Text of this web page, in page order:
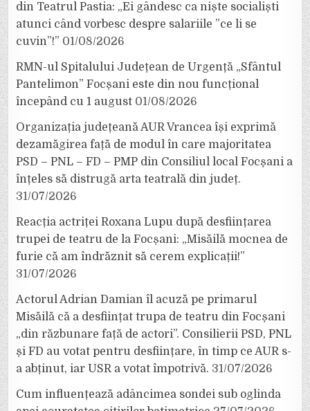
din Teatrul Pastia: „Ei gândesc ca niște socialiști
atunci când vorbesc despre salariile ”ce li se
cuvin”!” 01/08/2026
RMN-ul Spitalului Județean de Urgență „Sfântul
Pantelimon” Focșani este din nou funcțional
începând cu 1 august 01/08/2026
Organizația județeană AUR Vrancea își exprimă
dezamăgirea față de modul în care majoritatea
PSD – PNL – FD – PMP din Consiliul local Focșani a
înțeles să distrugă arta teatrală din județ.
31/07/2026
Reacția actriței Roxana Lupu după desființarea
trupei de teatru de la Focșani: „Misăilă mocnea de
furie că am îndrăznit să cerem explicații!”
31/07/2026
Actorul Adrian Damian îl acuză pe primarul
Misăilă că a desființat trupa de teatru din Focșani
„din răzbunare față de actori”. Consilierii PSD, PNL
și FD au votat pentru desființare, în timp ce AUR s-
a abținut, iar USR a votat împotrivă. 31/07/2026
Cum influențează adâncimea sondei sub oglinda